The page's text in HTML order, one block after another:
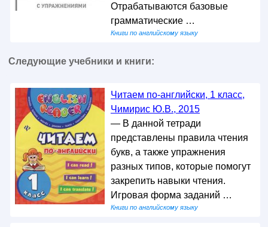
Отрабатываются базовые
грамматические …
Книги по английскому языку
Следующие учебники и книги:
Читаем по-английски, 1 класс,
Чимирис Ю.В., 2015
— В данной тетради
представлены правила чтения
букв, а также упражнения
разных типов, которые помогут
закрепить навыки чтения.
Игровая форма заданий …
Книги по английскому языку